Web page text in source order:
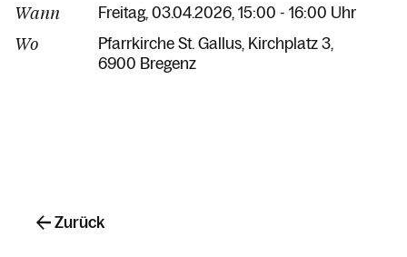
Wann Freitag, 03.04.2026, 15:00 - 16:00 Uhr
Wo Pfarrkirche St. Gallus Kirchplatz 3
6900 Bregenz
Zurück